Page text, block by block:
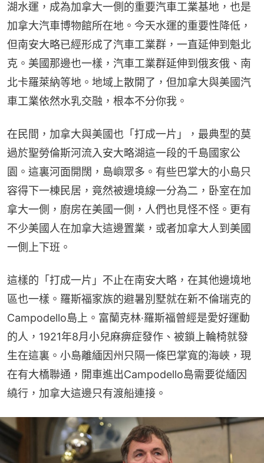
湖水運，成為加拿大一側的重要汽車工業基地，也是
加拿大汽車博物館所在地。今天水運的重要性降低，
但南安大略已經形成了汽車工業群，一直延伸到魁北
克。美國那邊也一樣，汽車工業群延伸到俄亥俄、南
北卡羅萊納等地。地域上散開了，但加拿大與美國汽
車工業依然水乳交融，根本不分你我。
在民間，加拿大與美國也「打成一片」，最典型的莫
過於聖勞倫斯河流入安大略湖這一段的千島國家公
園。這裏河面開闊，島嶼眾多。有些巴掌大的小島只
容得下一棟民居，竟然被邊境線一分為二，卧室在加
拿大一側，廚房在美國一側，人們也見怪不怪。更有
不少美國人在加拿大這邊置業，或者加拿大人到美國
一側上下班。
這樣的「打成一片」不止在南安大略，在其他邊境地
區也一樣。羅斯福家族的避暑別墅就在新不倫瑞克的
Campodello島上。富蘭克林·羅斯福曾經是愛好運動
的人，1921年8月小兒麻痹症發作、被鎖上輪椅就發
生在這裏。小島離緬因州只隔一條巴掌寬的海峽，現
在有大橋聯通，開車進出Campodello島需要從緬因
繞行，加拿大這邊只有渡船連接。